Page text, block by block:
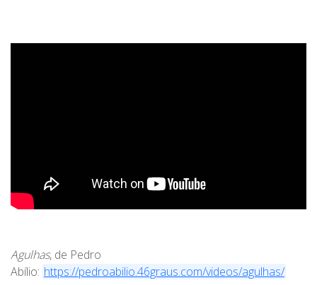
Agulhas, de Pedro
Abílio: https://pedroabilio.46graus.com/videos/agulhas/